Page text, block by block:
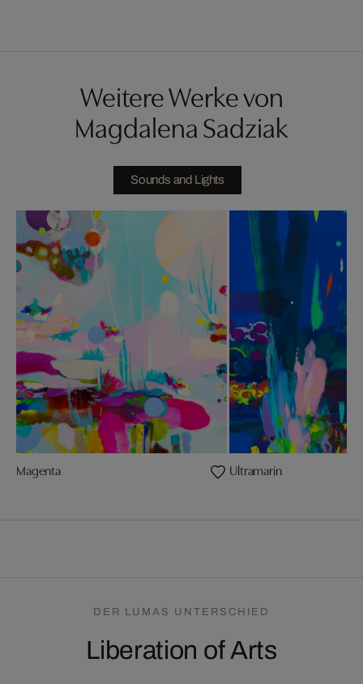
Weitere Werke von
Magdalena Sadziak
Sounds and Lights
Magenta Ultramarin
DER LUMAS UNTERSCHIED
Liberation of Arts